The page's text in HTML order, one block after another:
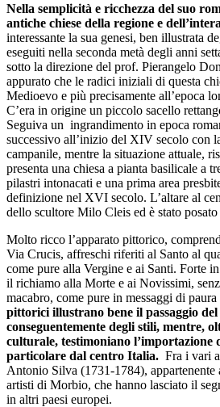
Nella semplicità e ricchezza del suo
antiche chiese della regione e
interessante la sua genesi, ben illustrata
eseguiti nella seconda metà degli anni
sotto la direzione del prof. Pierangelo
appurato che le radici iniziali di questa
Medioevo e più precisamente all’epoca
C’era in origine un piccolo sacello
Seguiva un ingrandimento in epoca
successivo all’inizio del XIV secolo con
campanile, mentre la situazione attuale,
presenta una chiesa a pianta basilicale a
pilastri intonacati e una prima area
definizione nel XVI secolo. L’altare al
dello scultore Milo Cleis ed è stato
Molto ricco l’apparato pittorico,
Via Crucis, affreschi riferiti al Santo al
come pure alla Vergine e ai Santi. Forte
il richiamo alla Morte e ai Novissimi,
macabro, come pure in messaggi di paura
pittorici illustrano bene il passaggio del
conseguentemente degli stili, mentre,
culturale, testimoniano
particolare dal centro Italia. Fra i vari
Antonio Silva (1731-1784), appartenente
artisti di Morbio, che hanno lasciato il
in altri paesi europei.